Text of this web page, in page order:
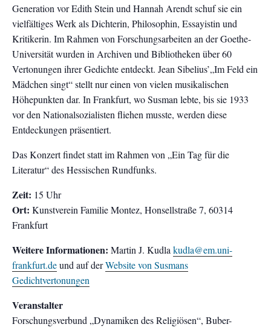
Generation vor Edith Stein und Hannah Arendt schuf sie ein
vielfältiges Werk als Dichterin, Philosophin, Essayistin und
Kritikerin. Im Rahmen von Forschungsarbeiten an der Goethe-
Universität wurden in Archiven und Bibliotheken über 60
Vertonungen ihrer Gedichte entdeckt. Jean Sibelius’„Im Feld ein
Mädchen singt“ stellt nur einen von vielen musikalischen
Höhepunkten dar. In Frankfurt, wo Susman lebte, bis sie 1933
vor den Nationalsozialisten fliehen musste, werden diese
Entdeckungen präsentiert.
Das Konzert findet statt im Rahmen von „Ein Tag für die
Literatur“ des Hessischen Rundfunks.
Zeit: 15 Uhr
Ort: Kunstverein Familie Montez, Honsellstraße 7, 60314
Frankfurt
Weitere Informationen: Martin J. Kudla kudla@em.uni-
frankfurt.deund auf derWebsite von Susmans
Gedichtvertonungen
Veranstalter
Forschungsverbund „Dynamiken des Religiösen“, Buber-